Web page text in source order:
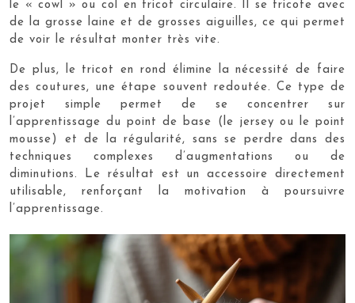
le « cowl » ou col en tricot circulaire. Il se tricote avec
de la grosse laine et de grosses aiguilles, ce qui permet
de voir le résultat monter très vite.
De plus, le tricot en rond élimine la nécessité de faire
des coutures, une étape souvent redoutée. Ce type de
projet simple permet de se concentrer sur
l’apprentissage du point de base (le jersey ou le point
mousse) et de la régularité, sans se perdre dans des
techniques complexes d’augmentations ou de
diminutions. Le résultat est un accessoire directement
utilisable, renforçant la motivation à poursuivre
l’apprentissage.